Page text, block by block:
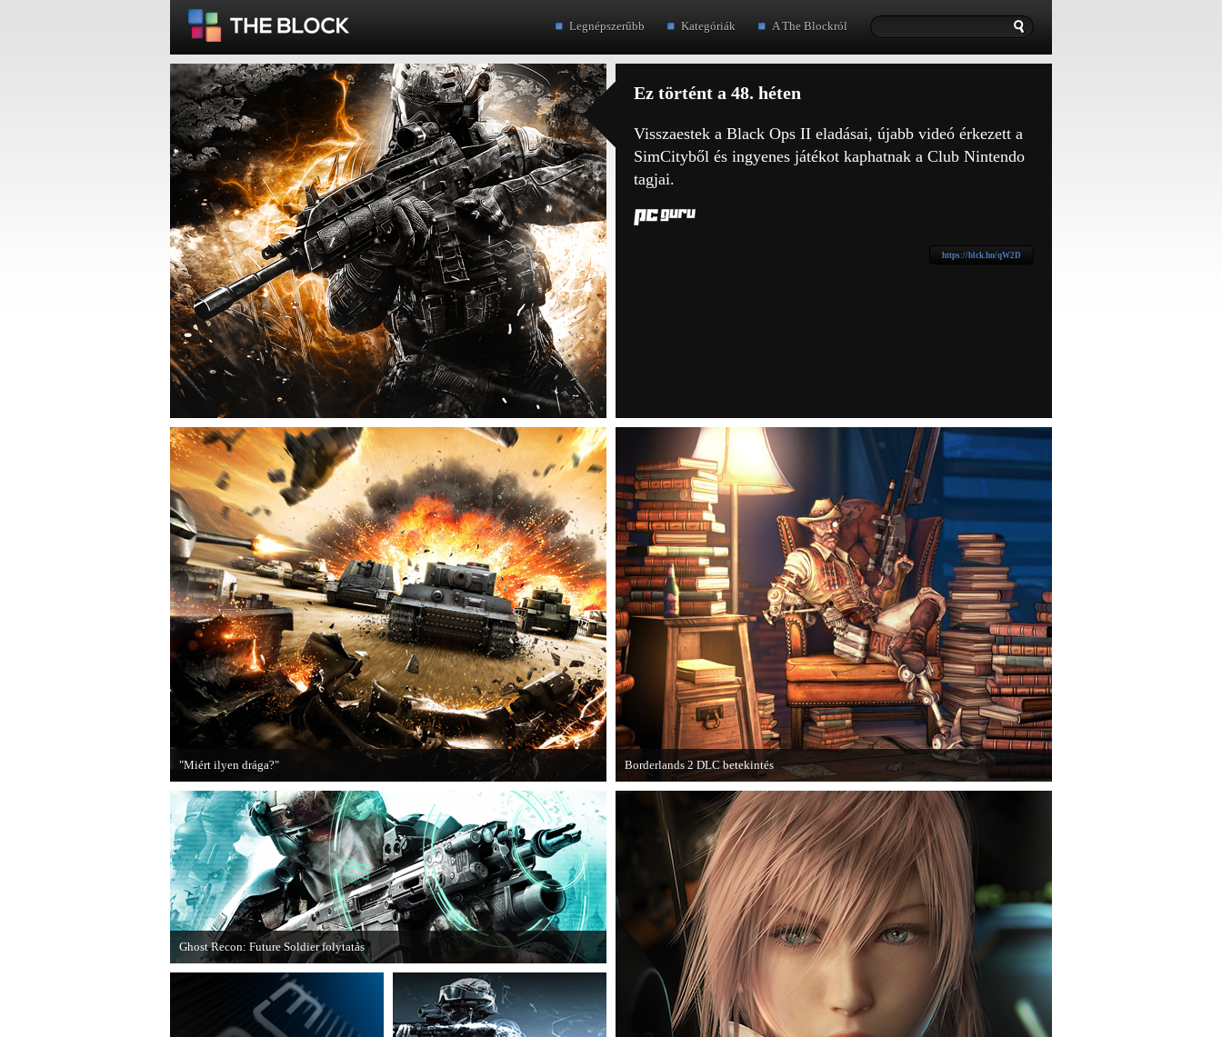
Legnépszerűbb Kategóriák A The Blockról
Ez történt a 48. héten
Visszaestek a Black Ops II eladásai, újabb videó érkezett a
SimCityből és ingyenes játékot kaphatnak a Club Nintendo
tagjai.
"Miért ilyen drága?"
A PC Guru utánajárt, miért kerülnek olyan sokba a AAA-kategóriás videojátékok.
Borderlands 2 DLC betekintés
2013. januárjában érkezik a a Sir Hammerlock's Big Game Hunt DLC a Borderlands 2
játékhoz.
Ghost Recon: Future Soldier folytatás
Több jel is utal arra, hogy készülőben van a Ghost Recon: Future Soldier következő